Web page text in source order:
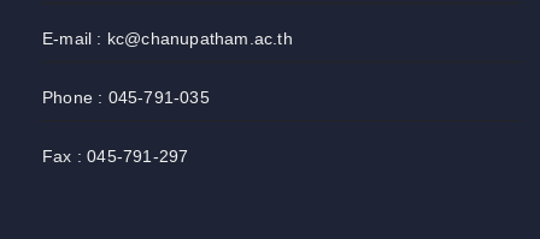
E-mail : kc@chanupatham.ac.th
Phone : 045-791-035
Fax : 045-791-297